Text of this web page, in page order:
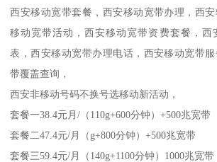
西安移动宽带套餐，西安移动宽带办理，西
移动宽带活动，西安移动宽带资费套餐，西
表，西安移动宽带办理电话，西安移动宽带
带覆盖查询，
西安非移动号码不换号选移动新活动，
套餐一38.4元月/（110g+600分钟）+500兆宽带
套餐二47.4元/月（g+800分钟）+500兆宽带
套餐三59.4元/月（140g+1100分钟）1000兆宽带